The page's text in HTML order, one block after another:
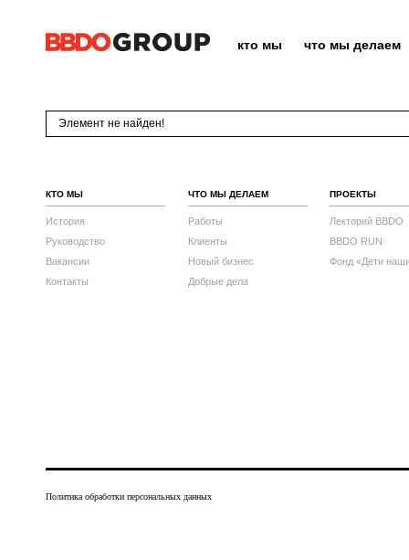
кто мы что мы делаем
Элемент не найден!
КТО МЫ
История
Руководство
Вакансии
Контакты
ЧТО МЫ ДЕЛАЕМ
Работы
Клиенты
Новый бизнес
Добрые дела
ПРОЕКТЫ
Лекторий BBDO
BBDO RUN
Фонд «Дети
Политика обработки персональных данных